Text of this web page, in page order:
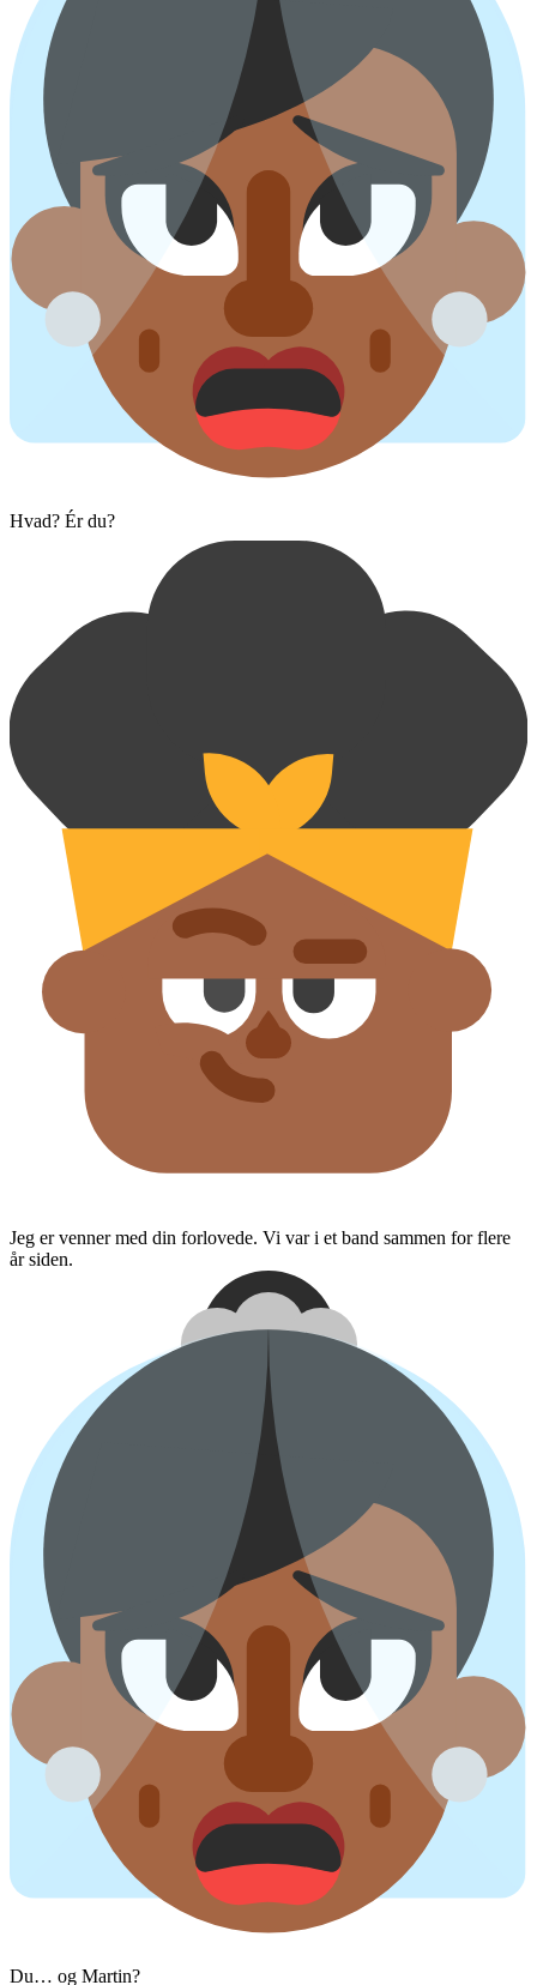
Hvad? Ér du?
Jeg er venner med din forlovede. Vi var i et band sammen for flere
år siden.
Du… og Martin?